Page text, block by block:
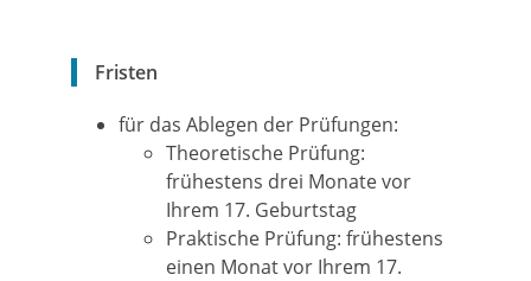
Fristen
für das Ablegen der Prüfungen:
Theoretische Prüfung:
frühestens drei Monate vor
Ihrem 17. Geburtstag
Praktische Prüfung: frühestens
einen Monat vor Ihrem 17.